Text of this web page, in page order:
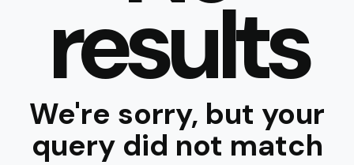
results
We're sorry, but your
query did not match